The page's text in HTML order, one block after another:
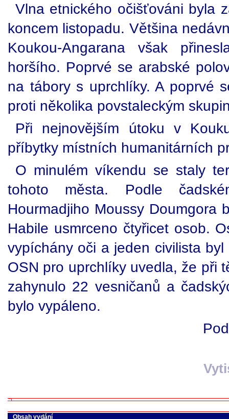
Vlna etnického očišťováni byla
koncem listopadu. Většina
Koukou-Angarana však
horšího. Poprvé se arabské
na tábory s uprchlíky. A poprvé
proti několika povstaleckým
Při nejnovějším útoku v
příbytky místních humanitárních
O minulém víkendu se staly
tohoto města. Podle
Hourmadjiho Moussy Doumgora
Habile usmrceno čtyřicet osob.
vypíchány oči a jeden civilista
OSN pro uprchlíky uvedla, že při
zahynulo 22 vesničanů a
bylo vypáleno.
Obsah vydání